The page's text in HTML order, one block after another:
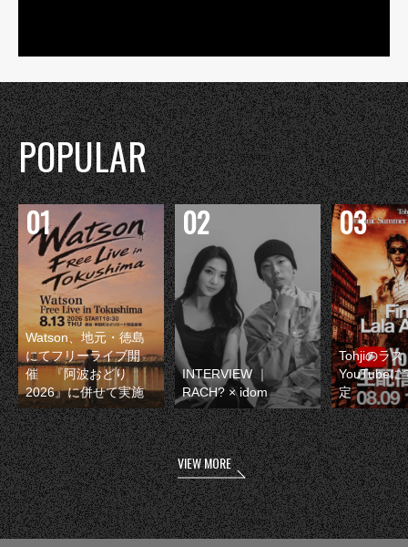
POPULAR
Watson、地元・徳島
にてフリーライブ開
催 『阿波おどり
2026』に併せて実施
INTERVIEW ｜
RACH? × idom
Tohjiのラス
YouTubeに
定
VIEW MORE